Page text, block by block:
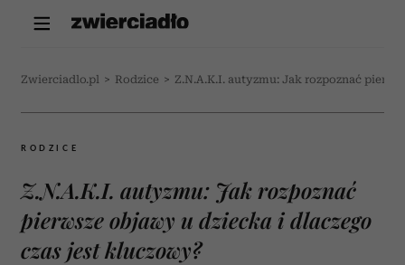
Zwierciadlo.pl > Rodzice > Z.N.A.K.I. autyzmu: Jak rozpoznać
RODZICE
Z.N.A.K.I. autyzmu: Jak rozpoznać
pierwsze objawy u dziecka i dlaczego
czas jest kluczowy?